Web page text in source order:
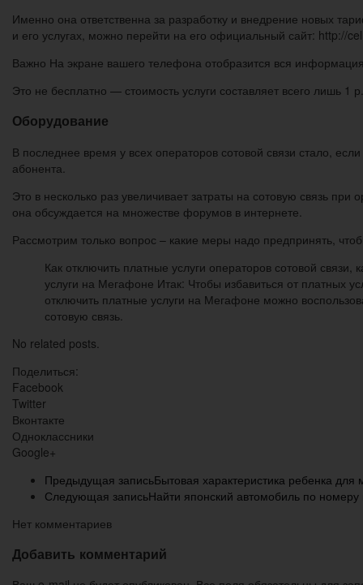
Именно она ответственна за разработку и внедрение новых
и его услугах, можно перейти на его официальный сайт: http://
Важно На экране вашего телефона отобразится вся
Это не бесплатно — стоимость услуги составляет всего лишь 1
Оборудование
В последнее время у всех операторов сотовой связи стало,
абонента.
Это в несколько раз увеличивает затраты на сотовую связь
она обсуждается на множестве форумов в интернете.
Рассмотрим только вопрос – какие меры надо предпринять,
Как отключить платные услуги операторов сотовой
услуги на Мегафоне Итак: Чтобы избавиться от платных
отключить платные услуги на Мегафоне можно
сотовую связь.
No related posts.
Поделиться:
Facebook
Twitter
Вконтакте
Одноклассники
Google+
Предыдущая записьБытовая характеристика ребенка для
Следующая записьНайти японский автомобиль по номеру
Нет комментариев
Добавить комментарий